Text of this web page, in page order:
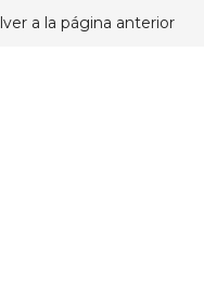
a la página anterior